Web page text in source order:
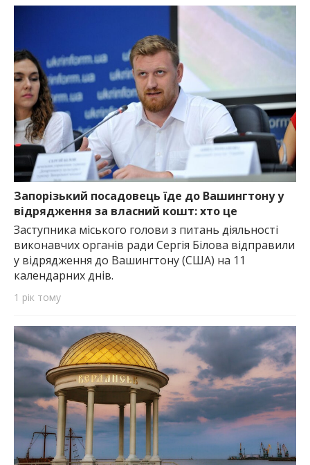
Запорізький посадовець їде до Вашингтону у
відрядження за власний кошт: хто це
Заступника міського голови з питань діяльності
виконавчих органів ради Сергія Білова відправили
у відрядження до Вашингтону (США) на 11
календарних днів.
1 рік тому